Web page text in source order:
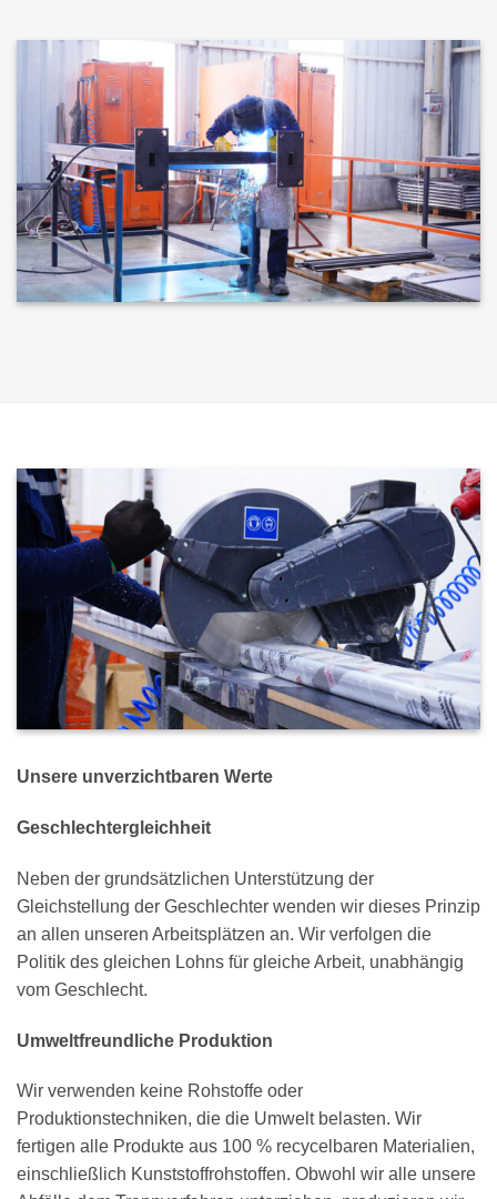
Unsere unverzichtbaren Werte
Geschlechtergleichheit
Neben der grundsätzlichen Unterstützung der
Gleichstellung der Geschlechter wenden wir dieses Prinzip
an allen unseren Arbeitsplätzen an. Wir verfolgen die
Politik des gleichen Lohns für gleiche Arbeit, unabhängig
vom Geschlecht.
Umweltfreundliche Produktion
Wir verwenden keine Rohstoffe oder
Produktionstechniken, die die Umwelt belasten. Wir
fertigen alle Produkte aus 100 % recycelbaren Materialien,
einschließlich Kunststoffrohstoffen. Obwohl wir alle unsere